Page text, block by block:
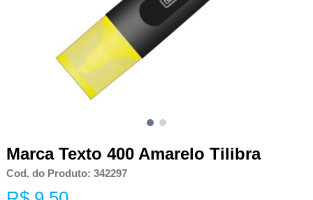
Marca Texto 400 Amarelo Tilibra
Cod. do Produto: 342297